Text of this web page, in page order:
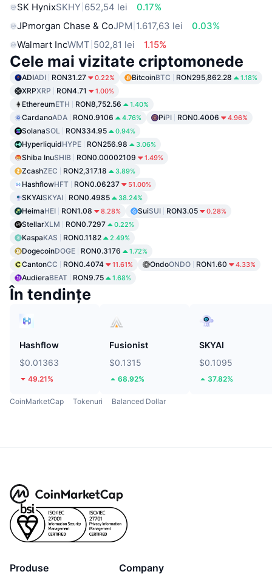
SK HynixSKHY 652,54 lei
0.17%
JPmorgan Chase & CoJPM 1.617,63 lei
0.03%
Walmart IncWMT 502,81 lei 1.15%
Cele mai vizitate criptomonede
ADIADI RON31.27 0.22% BitcoinBTC RON295,862.28 1.18%
XRPXRP RON4.71 1.00%
EthereumETH RON8,752.56 1.40%
CardanoADA RON0.9106 4.76% PiPI RON0.4006 4.96%
SolanaSOL RON334.95 0.94%
HyperliquidHYPE RON256.98 3.06%
Shiba InuSHIB RON0.00002109 1.49%
ZcashZEC RON2,317.18 3.89%
HashflowHFT RON0.06237 51.00%
SKYAISKYAI RON0.4985 38.24%
HeimaHEI RON1.08 8.28% SuiSUI RON3.05 0.28%
StellarXLM RON0.7297 0.22%
KaspaKAS RON0.1182 2.49%
DogecoinDOGE RON0.3176 1.72%
CantonCC RON0.4074 11.61% OndoONDO RON1.60 4.33%
AudieraBEAT RON9.75 1.68%
În tendințe
Hashflow
$0.01363
49.21%
Fusionist
$0.1315
68.92%
SKYAI
$0.1095
37.82%
CoinMarketCap Tokenuri Balanced Dollar
Produse Company